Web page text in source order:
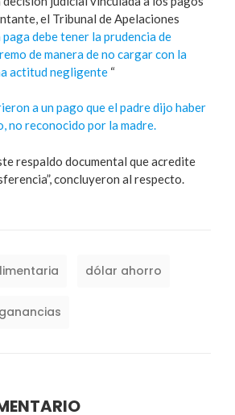
el Tribunal de Apelaciones
paga debe tener la prudencia de
de manera de no cargar con la
actitud negligente “
a un pago que el padre dijo haber
no reconocido por la madre.
respaldo documental que acredite
concluyeron al respecto.
dólar ahorro